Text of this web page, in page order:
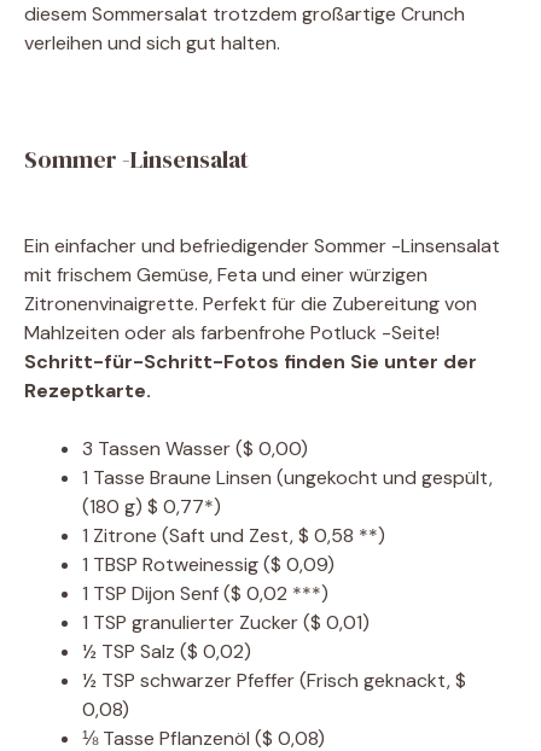
diesem Sommersalat trotzdem großartige Crunch
verleihen und sich gut halten.
Sommer -Linsensalat
Ein einfacher und befriedigender Sommer -Linsensalat
mit frischem Gemüse, Feta und einer würzigen
Zitronenvinaigrette. Perfekt für die Zubereitung von
Mahlzeiten oder als farbenfrohe Potluck -Seite!
Schritt-für-Schritt-Fotos finden Sie unter der
Rezeptkarte.
3 Tassen Wasser($ 0,00)
1 Tasse Braune Linsen (ungekocht und gespült,
(180 g) $ 0,77*)
1 Zitrone (Saft und Zest, $ 0,58 **)
1 TBSP Rotweinessig($ 0,09)
1 TSP Dijon Senf($ 0,02 ***)
1 TSP granulierter Zucker($ 0,01)
½ TSP Salz ($ 0,02)
½ TSP schwarzer Pfeffer(Frisch geknackt, $
0,08)
⅛ Tasse Pflanzenöl ($ 0,08)